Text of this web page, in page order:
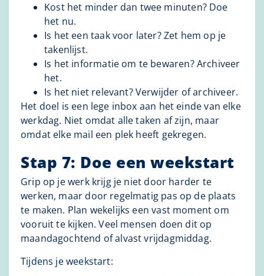
Kost het minder dan twee minuten? Doe
het nu.
Is het een taak voor later? Zet hem op je
takenlijst.
Is het informatie om te bewaren? Archiveer
het.
Is het niet relevant? Verwijder of archiveer.
Het doel is een lege inbox aan het einde van elke
werkdag. Niet omdat alle taken af zijn, maar
omdat elke mail een plek heeft gekregen.
Stap 7: Doe een weekstart
Grip op je werk krijg je niet door harder te
werken, maar door regelmatig pas op de plaats
te maken. Plan wekelijks een vast moment om
vooruit te kijken. Veel mensen doen dit op
maandagochtend of alvast vrijdagmiddag.
Tijdens je weekstart: